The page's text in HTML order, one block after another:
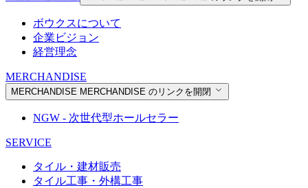
ボウクスについて
企業ビジョン
経営理念
MERCHANDISE
MERCHANDISE MERCHANDISE のリンクを開閉
NGW - 次世代型ホールセラー
SERVICE
タイル・建材販売
タイル工事・外構工事